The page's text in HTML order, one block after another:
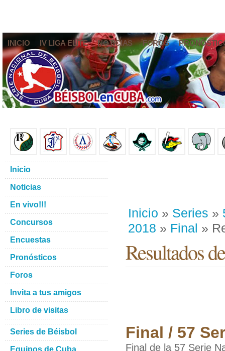
INICIO IV LIGA ELITE NOTICIAS FOROS
Inicio » Series »
2018 » Final »
Resultados
Final / 57
Final de la 57 Serie
Inicio
Noticias
En vivo!!!
Concursos
Encuestas
Pronósticos
Foros
Invita a tus amigos
Libro de visitas
Series de Béisbol
Equipos de Cuba